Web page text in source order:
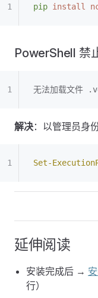
pip install
PowerShell 禁
无法加载文件
解决：以管理员身
Set-
延伸阅读
安装完成后 →
行）